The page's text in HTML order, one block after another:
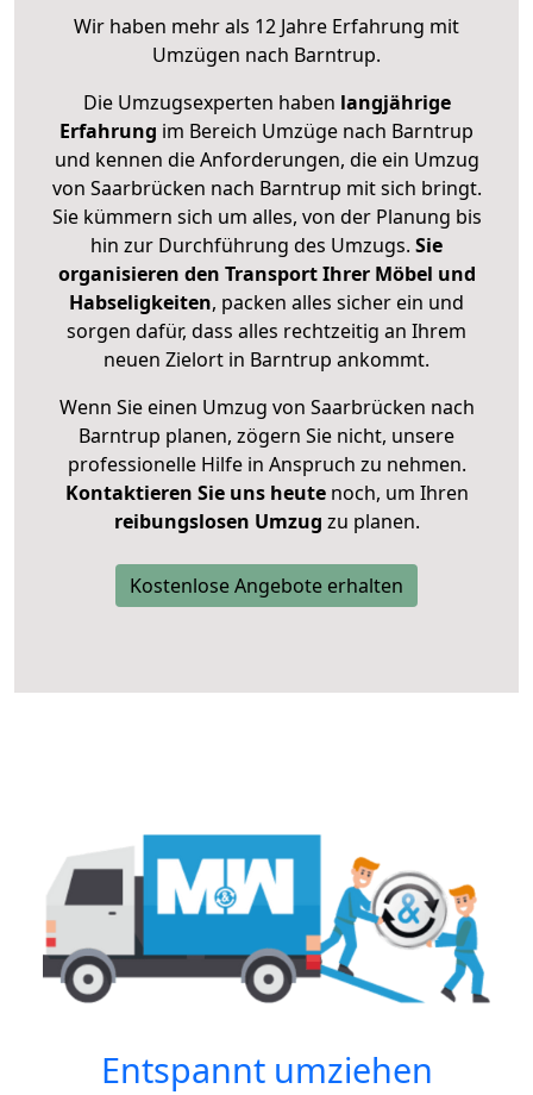
Wir haben mehr als 12 Jahre Erfahrung mit
Umzügen nach Barntrup.
Die Umzugsexperten haben langjährige
Erfahrung im Bereich Umzüge nach Barntrup
und kennen die Anforderungen, die ein Umzug
von Saarbrücken nach Barntrup mit sich bringt.
Sie kümmern sich um alles, von der Planung bis
hin zur Durchführung des Umzugs. Sie
organisieren den Transport Ihrer Möbel und
Habseligkeiten, packen alles sicher ein und
sorgen dafür, dass alles rechtzeitig an Ihrem
neuen Zielort in Barntrup ankommt.
Wenn Sie einen Umzug von Saarbrücken nach
Barntrup planen, zögern Sie nicht, unsere
professionelle Hilfe in Anspruch zu nehmen.
Kontaktieren Sie uns heutenoch, um Ihren
reibungslosen Umzug zu planen.
Kostenlose Angebote erhalten
Entspannt umziehen